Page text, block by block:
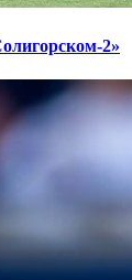
2»